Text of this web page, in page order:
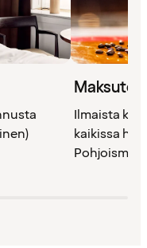
Ilmaista
kaikissa